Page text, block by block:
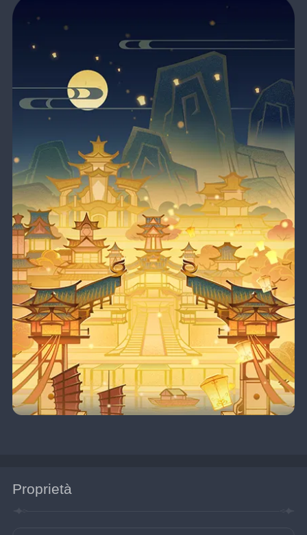
Proprietà